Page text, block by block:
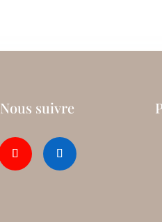
Nous suivre